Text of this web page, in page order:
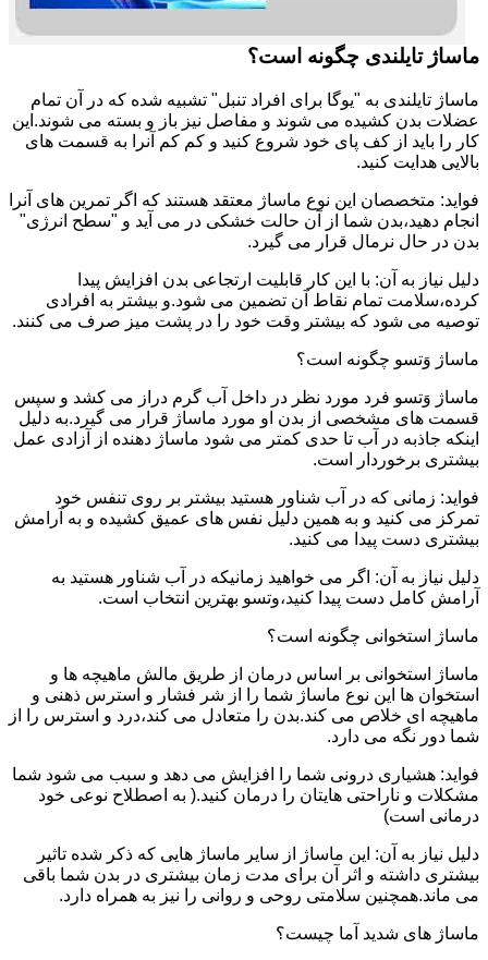
ماساژ تایلندی چگونه است؟
ماساژ تایلندی به "یوگا برای افراد تنبل" تشبیه شده که در آن تمام
عضلات بدن کشیده می شوند و مفاصل نیز باز و بسته می شوند.این
کار را باید از کف پای خود شروع کنید و کم کم آنرا به قسمت های
بالایی هدایت کنید.
فواید: متخصصان این نوع ماساژ معتقد هستند که اگر تمرین های آنرا
انجام دهید،بدن شما از آن حالت خشکی در می آید و "سطح انرژی"
بدن در حال نرمال قرار می گیرد.
دلیل نیاز به آن: با این کار قابلیت ارتجاعی بدن افزایش پیدا
کرده،سلامت تمام نقاط آن تضمین می شود.و بیشتر به افرادی
توصیه می شود که بیشتر وقت خود را در پشت میز صرف می کنند.
ماساژ وَتسو چگونه است؟
ماساژ وَتسو فرد مورد نظر در داخل آب گرم دراز می کشد و سپس
قسمت های مشخصی از بدن او مورد ماساژ قرار می گیرد.به دلیل
اینکه جاذبه در آب تا حدی کمتر می شود ماساژ دهنده از آزادی عمل
بیشتری برخوردار است.
فواید: زمانی که در آب شناور هستید بیشتر بر روی تنفس خود
تمرکز می کنید و به همین دلیل نفس های عمیق کشیده و به آرامش
بیشتری دست پیدا می کنید.
دلیل نیاز به آن: اگر می خواهید زمانیکه در آب شناور هستید به
آرامش کامل دست پیدا کنید،وتسو بهترین انتخاب است.
ماساژ استخوانی چگونه است؟
ماساژ استخوانی بر اساس درمان از طریق مالش ماهیچه ها و
استخوان ها این نوع ماساژ شما را از شر فشار و استرس ذهنی و
ماهیچه ای خلاص می کند.بدن را متعادل می کند،درد و استرس را از
شما دور نگه می دارد.
فواید: هشیاری درونی شما را افزایش می دهد و سبب می شود شما
مشکلات و ناراحتی هایتان را درمان کنید.( به اصطلاح نوعی خود
درمانی است)
دلیل نیاز به آن: این ماساژ از سایر ماساژ هایی که ذکر شده تاثیر
بیشتری داشته و اثر آن برای مدت زمان بیشتری در بدن شما باقی
می ماند.همچنین سلامتی روحی و روانی را نیز به همراه دارد.
ماساژ های شدید آما چیست؟